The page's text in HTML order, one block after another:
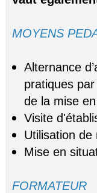
MOYENS
Alternance
pratiques
de la mise
Visite
Utilisation de
Mise en
FORMATEUR